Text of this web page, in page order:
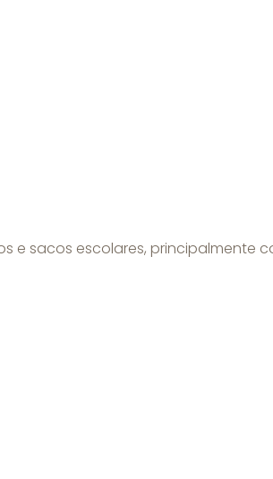
e sacos escolares, principalmente